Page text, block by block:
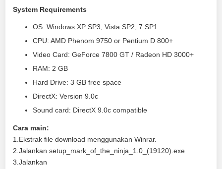
System Requirements
OS: Windows XP SP3, Vista SP2, 7 SP1
CPU: AMD Phenom 9750 or Pentium D 800+
Video Card: GeForce 7800 GT / Radeon HD 3000+
RAM: 2 GB
Hard Drive: 3 GB free space
DirectX: Version 9.0c
Sound card: DirectX 9.0c compatible
Cara main:
1.Ekstrak file download menggunakan Winrar.
2.Jalankan setup_mark_of_the_ninja_1.0_(19120).exe
3.Jalankan